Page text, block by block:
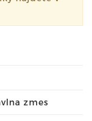
zmes